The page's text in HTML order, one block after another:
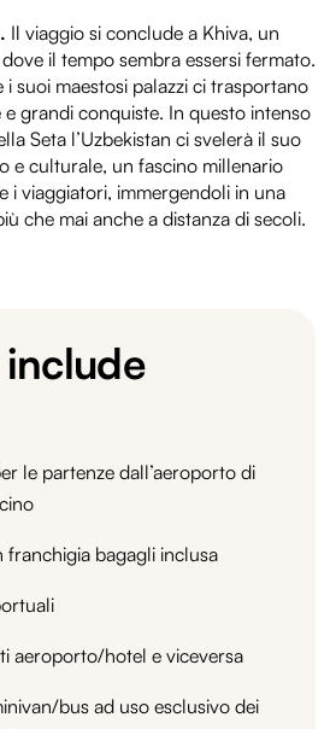
Il viaggio si conclude a Khiva, un
il tempo sembra essersi fermato.
i suoi maestosi palazzi ci trasportano
e grandi conquiste. In questo intenso
Seta l’Uzbekistan ci svelerà il suo
e culturale, un fascino millenario
i viaggiatori, immergendoli in una
che mai anche a distanza di secoli.
le partenze dall’aeroporto di
franchigia bagagli inclusa
aeroporto/hotel e viceversa
bus ad uso esclusivo dei